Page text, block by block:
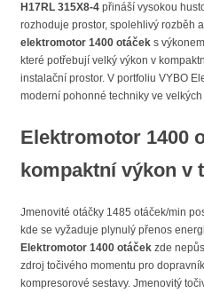
H17RL 315X8-4 přináší vysokou
rozhoduje prostor, spolehlivý rozběh
elektromotor 1400 otáček s
které potřebují velký výkon v
instalační prostor. V portfoliu VYBO
moderní pohonné techniky ve
Elektromotor 1400
kompaktní výkon v
Jmenovité otáčky 1485 otáček/min
kde se vyžaduje plynulý přenos
Elektromotor 1400 otáček zde
zdroj točivého momentu pro
kompresorové sestavy. Jmenovitý